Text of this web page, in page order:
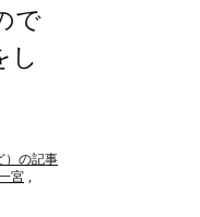
で
し
）の記事
宮 ,